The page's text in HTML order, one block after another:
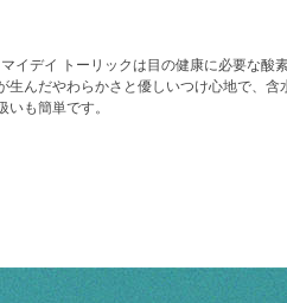
イデイ トーリックは目の健康に必要な酸
んだやわらかさと優しいつけ心地で、
も簡単です。